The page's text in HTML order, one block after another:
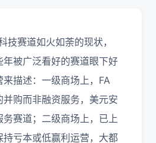
技赛道如火如荼的现状，
被广泛看好的赛道眼下好
描述：一级商场上，FA
并购而非融资服务，美元安
赛道；二级商场上，已上
亏本或低赢利运营，大都